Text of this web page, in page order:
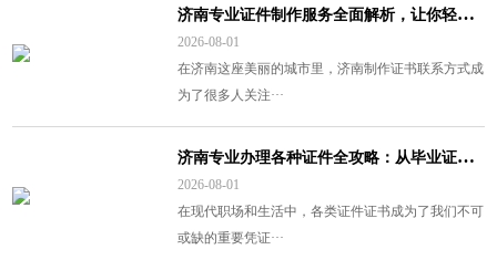
济
南专业证件制作服务全面解析，让你轻松获得各类正规证书
2026-08-01
在济南这座美丽的城市里，济南制作证书联系方式成
为了很多人关注···
济
南专业办理各种证件全攻略：从毕业证到资质认证一站式服务详解
2026-08-01
在现代职场和生活中，各类证件证书成为了我们不可
或缺的重要凭证···